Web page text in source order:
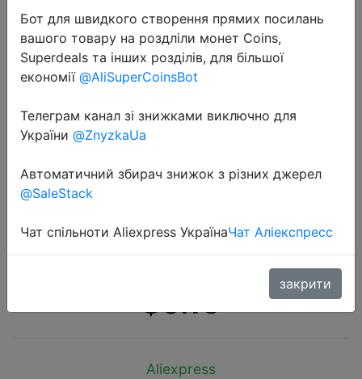
2018-11-19
круглый шар Дети эластичные
резинки для Волос Эластичный
резинка для волос
$0.16
Aliexpress
Бот для швидкого створення прямих посилань
вашого товару на роздліли монет Coins,
Superdeals та інших розділів, для більшої
економії @AliSuperCoinsBot
Телеграм канал зі знижками виключно для
України @ZnyzkaUa
Автоматичний збирач знижок з різних джерел
@SaleStack
Чат спільноти Aliexpress УкраїнаЧат Аліекспресс
закрити